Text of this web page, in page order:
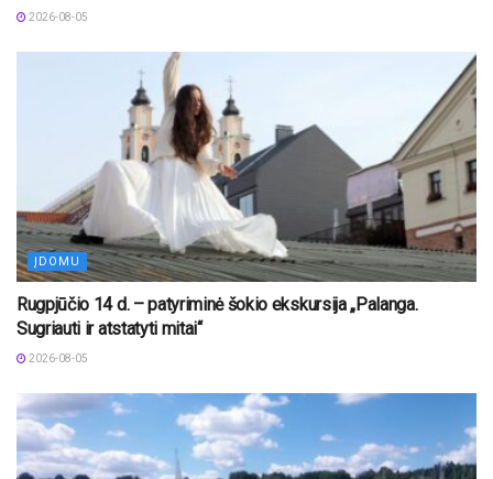
2026-08-05
ĮDOMU
Rugpjūčio 14 d. – patyriminė šokio ekskursija „Palanga.
Sugriauti ir atstatyti mitai“
2026-08-05